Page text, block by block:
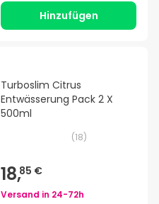
Hinzufügen
Turboslim Citrus
Entwässerung Pack 2 X
500ml
(18)
18,85 €
Versand in 24-72h